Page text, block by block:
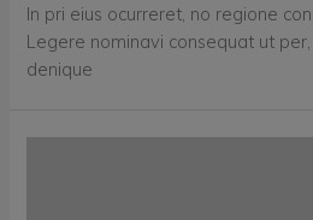
In pri eius ocurreret, no regione
Legere nominavi consequat ut
denique